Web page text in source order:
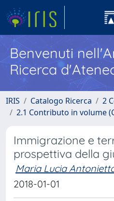
Benvenuti
Ricerca
IRIS Catalogo Ricerca
2
2.1 Contributo in volume
Immigrazione e
prospettiva della
Maria Lucia
2018-01-01